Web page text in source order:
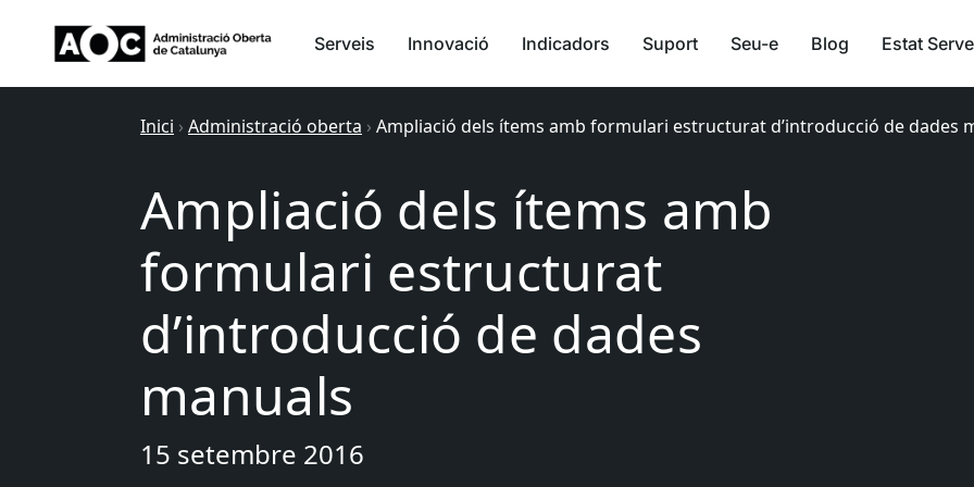
Serveis Innovació Indicadors Suport Seu-e Blog Estat
Inici › Administració oberta › Ampliació dels ítems amb formulari estructurat d’introducció de dades
Ampliació dels ítems amb
formulari estructurat
d’introducció de dades
manuals
15 setembre 2016